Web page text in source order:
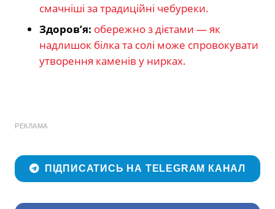
смачніші за традиційні чебуреки.
Здоров’я: обережно з дієтами — як
надлишок білка та солі може спровокувати
утворення каменів у нирках.
РЕКЛАМА
ПІДПИСАТИСЬ НА TELEGRAM КАНАЛ